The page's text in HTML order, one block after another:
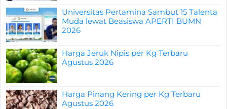
Universitas Pertamina Sambut 15 Talenta
Muda lewat Beasiswa APERTI BUMN
2026
Harga Jeruk Nipis per Kg Terbaru
Agustus 2026
Harga Pinang Kering per Kg Terbaru
Agustus 2026